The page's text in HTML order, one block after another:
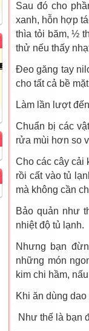
Sau đó cho
xanh, hỗn hợp
thìa tỏi băm, ½
thử nếu thấy
Đeo găng tay
cho tất cả bề
Làm lần lượt
Chuẩn bị các
rửa mùi hơn so
Cho các cây cải
rồi cất vào tủ
mà không cần
Bảo quản như
nhiệt độ tủ lạnh.
Nhưng bạn
những món
kim chi hầm,
Khi ăn dùng
Như thế là bạn